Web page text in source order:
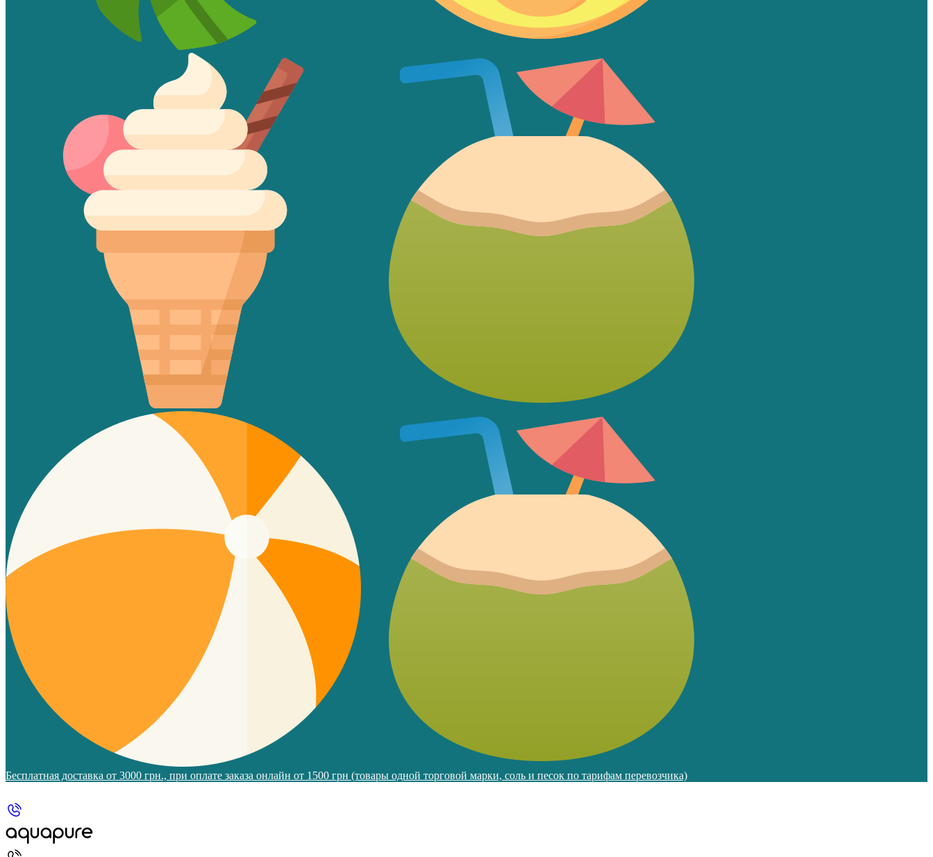
Бесплатная доставка от 3000 грн., при оплате заказа онлайн от 1500 грн (товары одной торговой марки, соль и песок по тарифам перевозчика)